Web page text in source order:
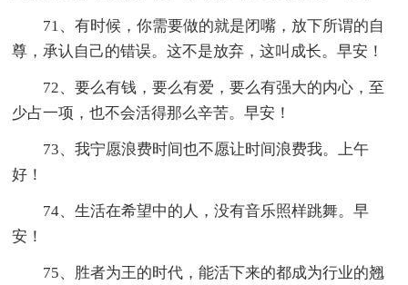
71、有时候，你需要做的就是闭嘴，放下所谓的自
尊，承认自己的错误。这不是放弃，这叫成长。早安！
72、要么有钱，要么有爱，要么有强大的内心，至
少占一项，也不会活得那么辛苦。早安！
73、我宁愿浪费时间也不愿让时间浪费我。上午
好！
74、生活在希望中的人，没有音乐照样跳舞。早
安！
75、胜者为王的时代，能活下来的都成为行业的翘